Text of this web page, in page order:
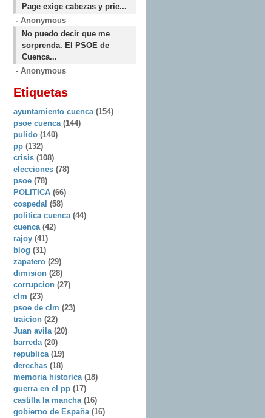
Page exige cabezas y prie...
- Anonymous
No puedo decir que me
sorprenda. El PSOE de
Cuenca...
- Anonymous
Etiquetas
ayuntamiento cuenca (154)
psoe cuenca (144)
pulido (140)
pp (132)
crisis (108)
elecciones (78)
psoe (78)
POLITICA (66)
cospedal (58)
politica cuenca (44)
cuenca (42)
rajoy (41)
blog (31)
zapatero (29)
dimision (28)
corrupcion (27)
clm (23)
psoe de clm (23)
traicion (22)
Juan avila (20)
barreda (20)
republica (19)
derechas (18)
memoria historica (18)
guerra en el pp (17)
castilla la mancha (16)
gobierno de España (16)